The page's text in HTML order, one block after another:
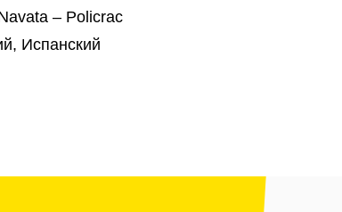
– Policrac
Испанский